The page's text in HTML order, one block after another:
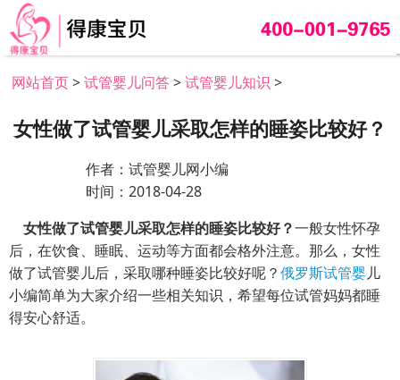
网站首页>试管婴儿问答>试管婴儿知识 >
女性做了试管婴儿采取怎样的睡姿比较好？
作者：试管婴儿网小编
时间：2018-04-28
女性做了试管婴儿采取怎样的睡姿比较好？一般女性怀孕
后，在饮食、睡眠、运动等方面都会格外注意。那么，女性
做了试管婴儿后，采取哪种睡姿比较好呢？俄罗斯试管婴儿
小编简单为大家介绍一些相关知识，希望每位试管妈妈都睡
得安心舒适。